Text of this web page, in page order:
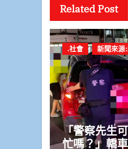
Related Post
.社會 新聞來源
「警察先生
忙嗎？」轎